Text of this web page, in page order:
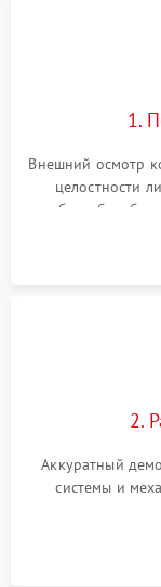
1.
Внешний осмотр
целостности
работы
параллакса
2.
Аккуратный
системы и